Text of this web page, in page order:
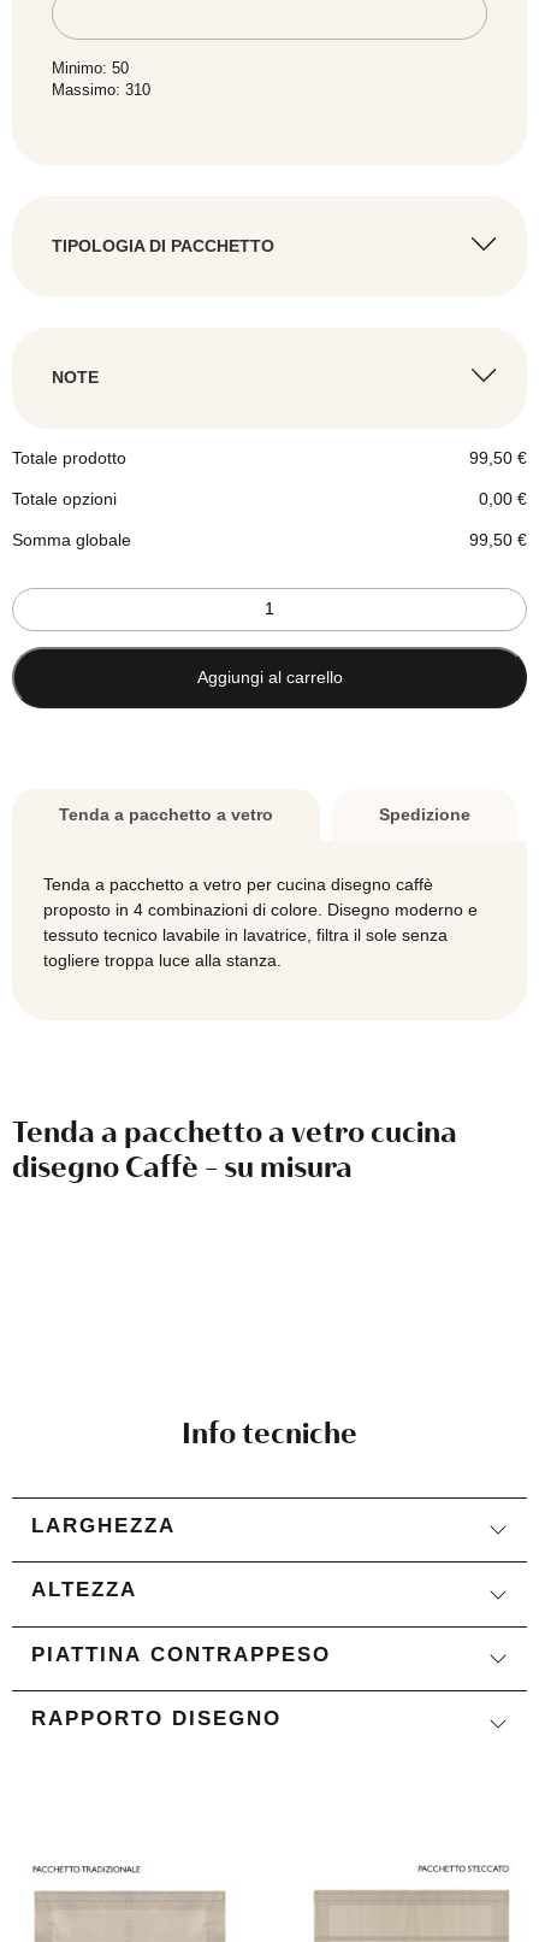
Minimo: 50
Massimo: 310
TIPOLOGIA DI PACCHETTO
No
Si
NOTE
Totale prodotto 99,50€
Totale opzioni 0,00€
Somma globale 99,50€
Tenda
a
pacchetto
a
vetro
quantità
Aggiungi al carrello
Tenda a pacchetto a vetro Spedizione
Tenda a pacchetto a vetro per cucina disegno caffè
proposto in 4 combinazioni di colore. Disegno moderno e
tessuto tecnico lavabile in lavatrice, filtra il sole senza
togliere troppa luce alla stanza.
Tenda a pacchetto a vetro cucina
disegno Caffè - su misura
Info tecniche
LARGHEZZA
ALTEZZA
PIATTINA CONTRAPPESO
RAPPORTO DISEGNO